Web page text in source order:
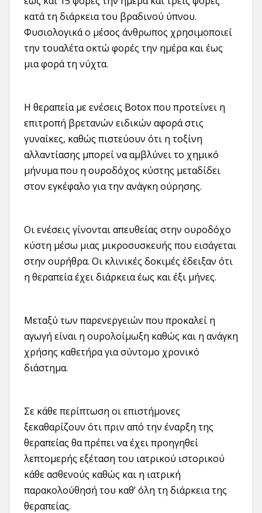
κατά τη διάρκεια του βραδινού ύπνου.
Φυσιολογικά ο μέσος άνθρωπος χρησιμοποιεί
την τουαλέτα οκτώ φορές την ημέρα και έως
μια φορά τη νύχτα.
Η θεραπεία με ενέσεις Botox που προτείνει η
επιτροπή βρετανών ειδικών αφορά στις
γυναίκες, καθώς πιστεύουν ότι η τοξίνη
αλλαντίασης μπορεί να αμβλύνει το χημικό
μήνυμα που η ουροδόχος κύστης μεταδίδει
στον εγκέφαλο για την ανάγκη ούρησης.
Οι ενέσεις γίνονται απευθείας στην ουροδόχο
κύστη μέσω μιας μικροσυσκευής που εισάγεται
στην ουρήθρα. Οι κλινικές δοκιμές έδειξαν ότι
η θεραπεία έχει διάρκεια έως και έξι μήνες.
Μεταξύ των παρενεργειών που προκαλεί η
αγωγή είναι η ουρολοίμωξη καθώς και η ανάγκη
χρήσης καθετήρα για σύντομο χρονικό
διάστημα.
Σε κάθε περίπτωση οι επιστήμονες
ξεκαθαρίζουν ότι πριν από την έναρξη της
θεραπείας θα πρέπει να έχει προηγηθεί
λεπτομερής εξέταση του ιατρικού ιστορικού
κάθε ασθενούς καθώς και η ιατρική
παρακολούθησή του καθ’ όλη τη διάρκεια της
θεραπείας.